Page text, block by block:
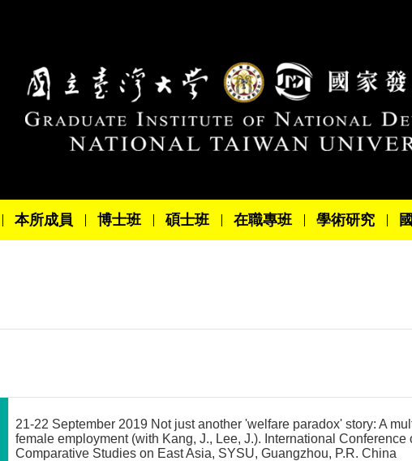
本所成員 博士班 碩士班 在職專班 學術研究
21-22 September 2019 Not just another 'welfare paradox' story: A
female employment (with Kang, J., Lee, J.). International
Comparative Studies on East Asia, SYSU, Guangzhou, P.R. China